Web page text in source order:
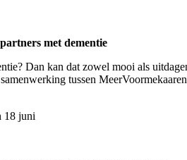
met dementie
Dan kan dat zowel mooi als
tussen
18 juni